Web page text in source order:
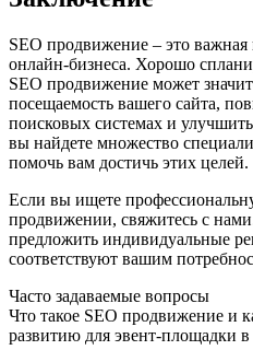
SEO продвижение – это
онлайн-бизнеса. Хорошо
SEO продвижение может
посещаемость вашего сайта,
поисковых системах и
вы найдете множество
помочь вам достичь этих целей.
Если вы ищете
продвижении, свяжитесь с
предложить индивидуальные
соответствуют вашим
Часто задаваемые вопросы
Что такое SEO продвижение и
развитию для эвент-площадки